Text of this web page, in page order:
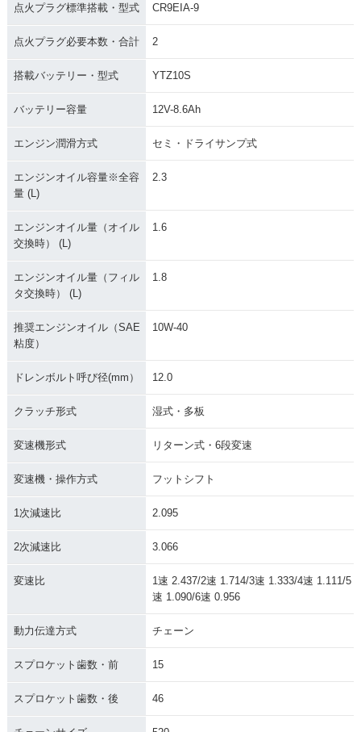
点火プラグ標準搭載・型式 CR9EIA-9
点火プラグ必要本数・合計 2
搭載バッテリー・型式 YTZ10S
バッテリー容量 12V-8.6Ah
エンジン潤滑方式 セミ・ドライサンプ式
エンジンオイル容量※全容
量 (L)
2.3
エンジンオイル量（オイル
交換時） (L)
1.6
エンジンオイル量（フィル
タ交換時） (L)
1.8
推奨エンジンオイル（SAE
粘度）
10W-40
ドレンボルト呼び径(mm） 12.0
クラッチ形式 湿式・多板
変速機形式 リターン式・6段変速
変速機・操作方式 フットシフト
1次減速比 2.095
2次減速比 3.066
変速比
1速 2.437/2速 1.714/3速 1.333/4速 1.111/5
速 1.090/6速 0.956
動力伝達方式 チェーン
スプロケット歯数・前 15
スプロケット歯数・後 46